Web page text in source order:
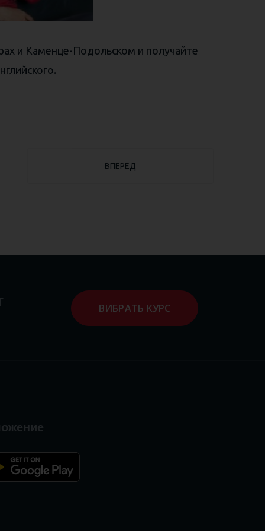
и Каменце-Подольском и получайте
ОТ НИКИ РУБИНА СЛЕДУЮЩИЙ: ШЕСТЬ НЕОСПОРИМЫХ
ВПЕРЕД
ВИБРАТЬ КУРС